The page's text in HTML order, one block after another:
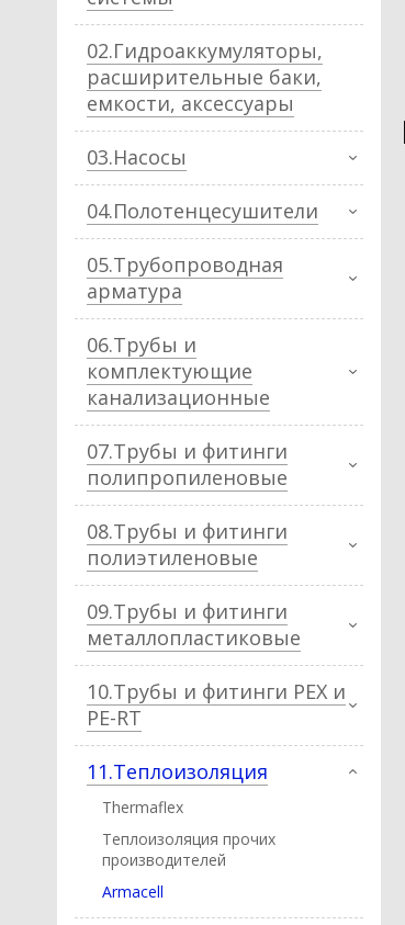
02.Гидроаккумуляторы,
расширительные баки,
емкости, аксессуары
03.Насосы
04.Полотенцесушители
05.Трубопроводная
арматура
06.Трубы и
комплектующие
канализационные
07.Трубы и фитинги
полипропиленовые
08.Трубы и фитинги
полиэтиленовые
09.Трубы и фитинги
металлопластиковые
10.Трубы и фитинги PEX и
PE-RT
11.Теплоизоляция
Thermaflex
Теплоизоляция прочих
производителей
Armacell